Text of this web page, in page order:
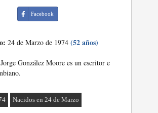
Facebook
24 de Marzo de 1974(52 años)
Jorge González Moore es un escritor e
Nacidos en 24 de Marzo